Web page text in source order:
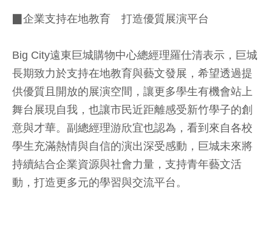
▉企業支持在地教育 打造優質展演平台
Big City遠東巨城購物中心總經理羅仕清表示，巨城
長期致力於支持在地教育與藝文發展，希望透過提
供優質且開放的展演空間，讓更多學生有機會站上
舞台展現自我，也讓市民近距離感受新竹學子的創
意與才華。副總經理游欣宜也認為，看到來自各校
學生充滿熱情與自信的演出深受感動，巨城未來將
持續結合企業資源與社會力量，支持青年藝文活
動，打造更多元的學習與交流平台。